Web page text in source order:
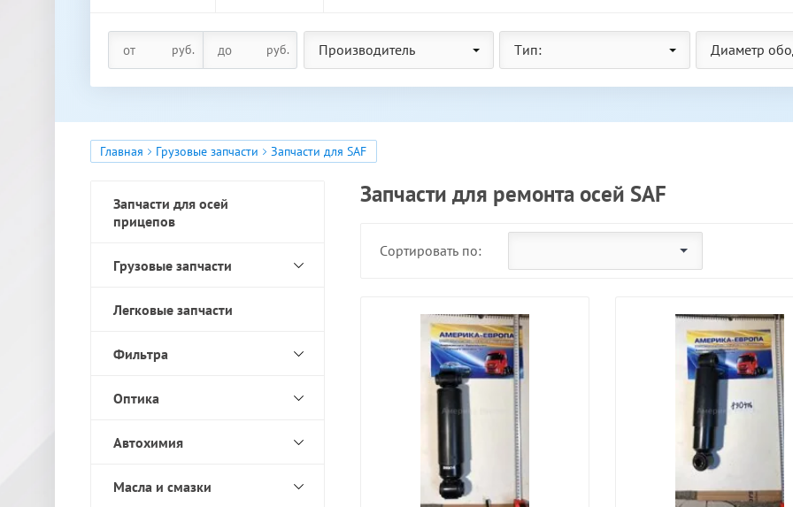
руб. руб. Производитель Тип: Диаметр
Главная Грузовые запчасти Запчасти для SAF
Запчасти для осей
прицепов
Грузовые запчасти
Легковые запчасти
Фильтра
Оптика
Автохимия
Масла и смазки
Запчасти для ремонта осей SAF
Сортировать по: